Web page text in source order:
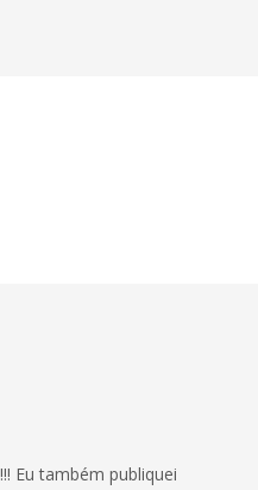
Eu também publiquei